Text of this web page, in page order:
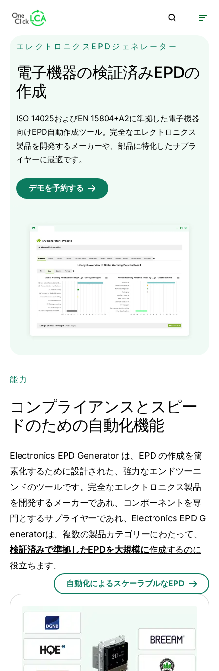
エレクトロニクスEPDジェネレーター
電子機器の検証済みEPDの
作成
ISO 14025およびEN 15804+A2に準拠した電子機器
向けEPD自動作成ツール。完全なエレクトロニクス
製品を開発するメーカーや、部品に特化したサプラ
イヤーに最適です。
デモを予約する
能力
コンプライアンスとスピー
ドのための自動化機能
Electronics EPD Generator は、EPD の作成を簡
素化するために設計された、強力なエンドツーエ
ンドのツールです。完全なエレクトロニクス製品
を開発するメーカーであれ、コンポーネントを専
門とするサプライヤーであれ、Electronics EPD G
eneratorは、複数の製品カテゴリーにわたって、
検証済みで準拠したEPDを大規模に作成するのに
役立ちます。
自動化によるスケーラブルなEPD